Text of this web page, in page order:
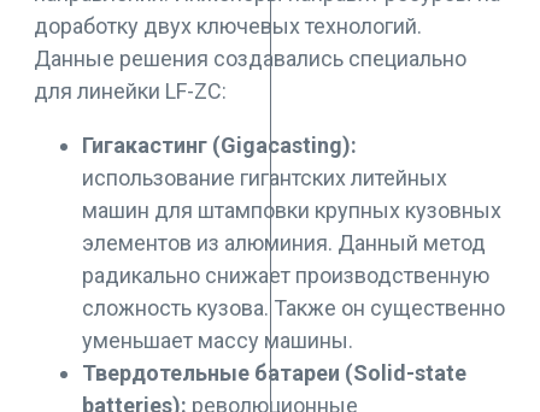
доработку двух ключевых технологий.
Данные решения создавались специально
для линейки LF-ZC:
Гигакастинг (Gigacasting):
использование гигантских литейных
машин для штамповки крупных кузовных
элементов из алюминия. Данный метод
радикально снижает производственную
сложность кузова. Также он существенно
уменьшает массу машины.
Твердотельные батареи (Solid-state
batteries): революционные